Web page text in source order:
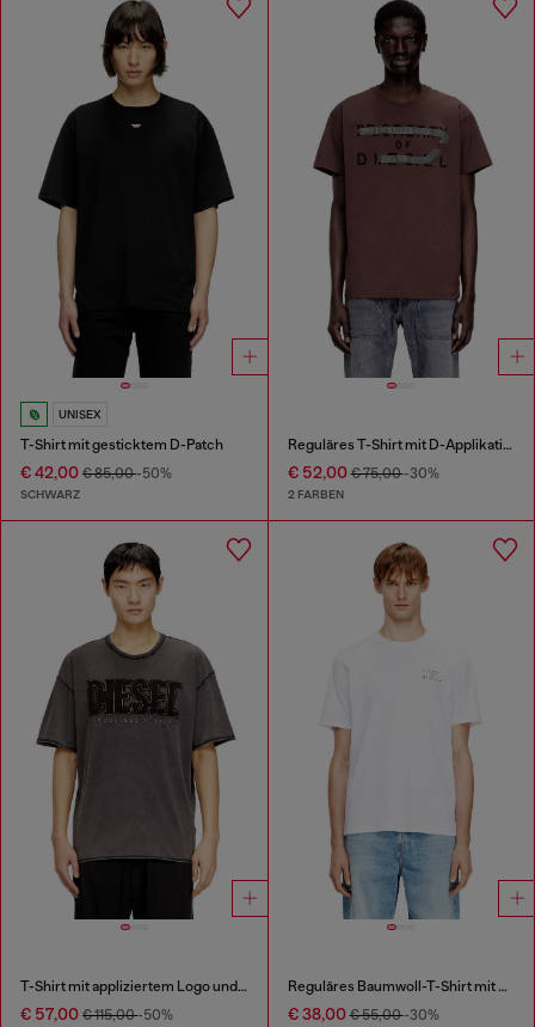
UNISEX
T-Shirt mit gesticktem D-Patch
€ 42,00 € 85,00-50%
SCHWARZ
Reguläres T-Shirt mit D-Applikation
€ 52,00€ 75,00-30%
2 FARBEN
T-Shirt mit appliziertem Logo und rohem Rand
€ 57,00 € 115,00-50%
Reguläres Baumwoll-T-Shirt mit Puffdruck
€ 38,00€ 55,00-30%